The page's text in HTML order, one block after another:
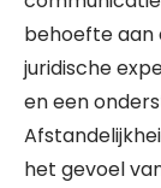
behoefte aan
juridische
en een
het gevoel